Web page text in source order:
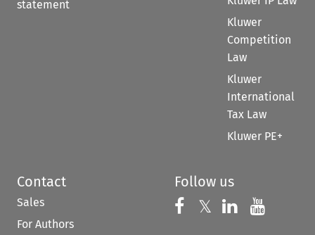
statement
Kluwer
Competition
Law
Kluwer
International
Tax Law
Kluwer PE+
Contact
Sales
For Authors
Follow us
Follow us on
𝕏 Follow us on
Follow us